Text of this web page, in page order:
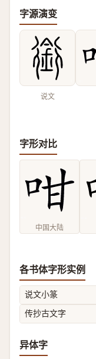
字源演变
说文
字形对比
中国大陆
各书体字形实例
说文小篆
传抄古文字
异体字